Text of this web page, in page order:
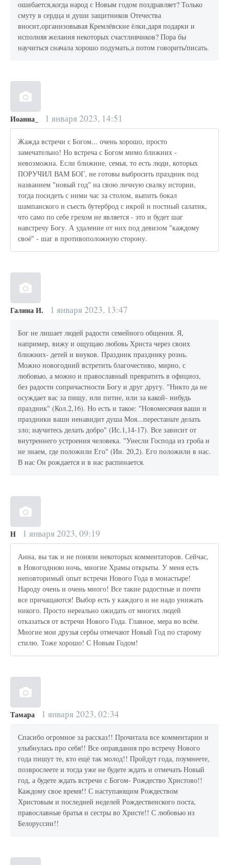
ошибается,когда народ с Новым годом поздравляет? Только
смуту в сердца и души защитников Отечества
вносит,организовывая Кремлёвские ёлки,даря подарки и
исполняя желания некоторых счастливчиков? Пора бы
научиться сначала хорошо подумать,а потом говорить/писать.
Иоанна_ 1 января 2023, 14:51
Жажда встречи с Богом... очень хорошо, просто
замечательно! Но встреча с Богом мимо ближних -
невозможна. Если ближние, семья, то есть люди, которых
ПОРУЧИЛ ВАМ БОГ, не готовы выбросить праздник под
названием "новый год" на свою личную свалку истории,
тогда посидеть с ними час за столом, выпить бокал
шампанского и съесть бутерброд с икрой и постный салатик,
что само по себе грехом не является - это и будет шаг
навстречу Богу. А удаление от них под девизом "каждому
своё" - шаг в противоположную сторону.
Галина И. 1 января 2023, 13:47
Бог не лишает людей радости семейного общения. Я,
например, вижу и ощущаю любовь Христа через своих
ближних- детей и внуков. Праздник празднику рознь.
Можно новогодний встретить благочестиво, мирно, с
любовью, а можно и православный превратить в официоз,
без радости сопричастности Богу и друг другу. "Никто да не
осуждает вас за пищу, или питие, или за какой- нибудь
праздник" (Кол.2,16). Но есть и такое: "Новомесячия ваши и
праздники ваши ненавидит душа Моя...перестаньте делать
зло; научитесь делать добро" (Ис.1,14-17). Все зависит от
внутреннего устроения человека. "Унесли Господа из гроба и
не знаем, где положили Его" (Ин. 20,2). Его положили в нас.
В нас Он рождается и в нас распинается.
Н 1 января 2023, 09:19
Анна, вы так и не поняли некоторых комментаторов. Сейчас,
в Новогоднюю ночь, многие Храмы открыты. У меня есть
неповторимый опыт встречи Нового Года в монастыре!
Народу очень и очень много! Все такие радостные и почти
все причащаются! Выбор есть у каждого и не надо унижать
никого. Просто нереально ожидать от многих людей
отказаться от встречи Нового Года. Главное, мера во всём.
Многие мои друзья сербы отмечают Новый Год по старому
стилю. Тоже хорошо! С Новым Годом!
Тамара 1 января 2023, 02:34
Спасибо огромное за рассказ!! Прочитала все комментарии и
улыбнулась про себя!! Все оправдания про встречу Нового
года пишут те, кто ещё так молод!! Пройдут года, поумнеете,
позврослеете и тогда уже не будете ждать и отмечать Новый
год, а будете ждать встречи с Богом- Рождество Христово!!
Каждому свое время!! С наступающим Рождеством
Христовым и последней неделей Рождественского поста,
православные братья и сестры во Христе!! С любовью из
Белоруссии!!